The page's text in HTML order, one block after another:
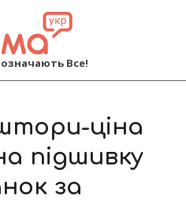
означають Все!
ціна
підшивку
за